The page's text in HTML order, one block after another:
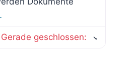
Gerade geschlossen: